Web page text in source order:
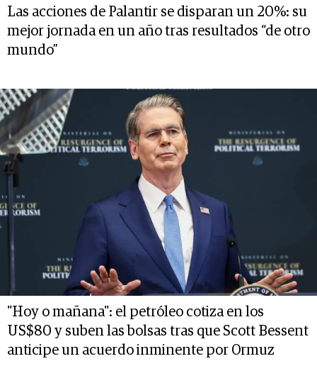
Las acciones de Palantir se disparan un 20%: su
mejor jornada en un año tras resultados “de otro
mundo”
"Hoy o mañana": el petróleo cotiza en los
US$80 y suben las bolsas tras que Scott Bessent
anticipe un acuerdo inminente por Ormuz